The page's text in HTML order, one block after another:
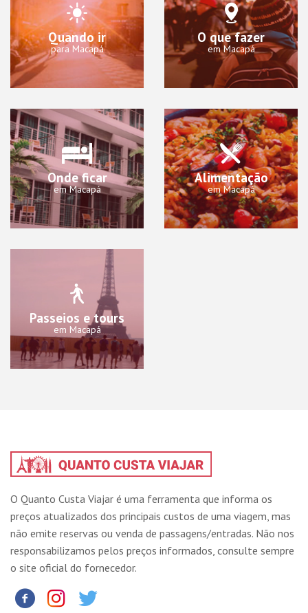
Quando ir
para Macapá
O que fazer
em Macapá
Onde ficar
em Macapá
Alimentação
em Macapá
Passeios e tours
em Macapá
O Quanto Custa Viajar é uma ferramenta que informa os
preços atualizados dos principais custos de uma viagem, mas
não emite reservas ou venda de passagens/entradas. Não nos
responsabilizamos pelos preços informados, consulte sempre
o site oficial do fornecedor.